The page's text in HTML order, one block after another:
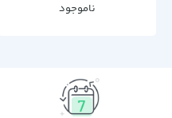
ناموجود